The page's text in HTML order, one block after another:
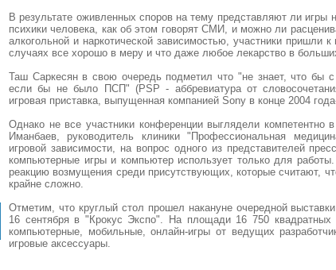
В результате оживленных споров на тему представляют ли игры
психики человека, как об этом говорят СМИ, и можно ли
алкогольной и наркотической зависимостью, участники пришли
случаях всe хорошо в меру и что даже любое лекарство в
Таш Саркесян в свою очередь подметил что "не знает, что бы
если бы не было ПСП" (PSP - аббревиатура от
игровая приставка, выпущенная компанией Sony в конце 2004
Однако не все участники конференции выглядели компетентно
Иманбаев, руководитель клиники "Профессиональная
игровой зависимости, на вопрос одного из представителей
компьютерные игры и компьютер использует только для
реакцию возмущения среди присутствующих, которые считают,
крайне сложно.
Отметим, что круглый стол прошел накануне очередной
16 сентября в "Крокус Экспо". На площади 16 750 квадратных
компьютерные, мобильные, онлайн-игры от ведущих
игровые аксессуары.